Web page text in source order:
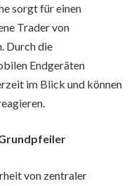
sorgt für einen
Trader von
Durch die
Endgeräten
im Blick und können
von zentraler